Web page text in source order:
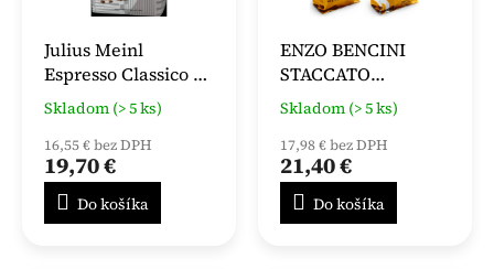
Julius Meinl
Espresso Classico 1
kg
Skladom (> 5 ks)
16,55 € bez DPH
19,70 €
Do košíka
ENZO BENCINI
STACCATO
INSTANTNÁ KÁVA
500g
Skladom (> 5 ks)
17,98 € bez DPH
21,40 €
Do košíka